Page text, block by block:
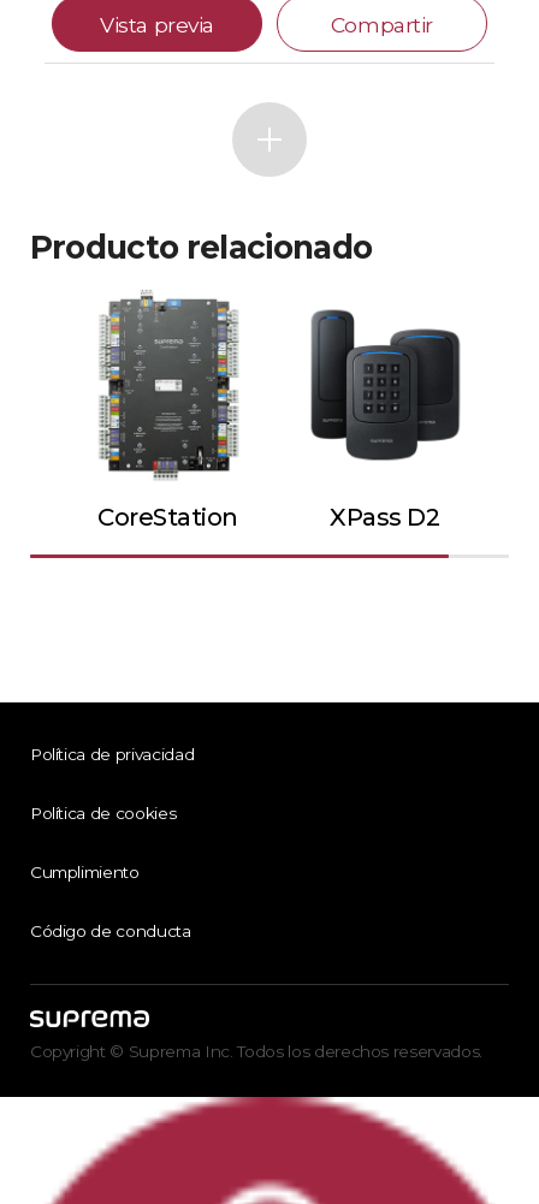
Vista previa Compartir
Producto relacionado
CoreStation XPass D2
Política de privacidad
Política de cookies
Cumplimiento
Código de conducta
Copyright © Suprema Inc. Todos los derechos reservados.